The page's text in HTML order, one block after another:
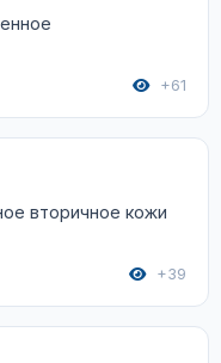
+61
вторичное кожи
+39